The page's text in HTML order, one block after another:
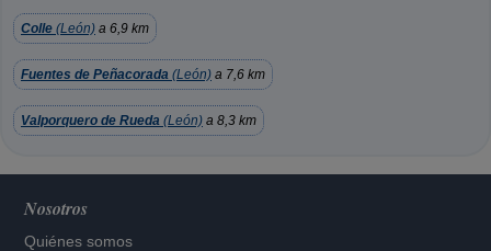
Colle (León) a 6,9 km
Fuentes de Peñacorada (León) a 7,6 km
Valporquero de Rueda (León) a 8,3 km
Nosotros
Quiénes somos